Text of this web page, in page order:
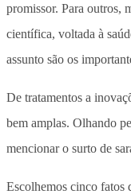
promissor. Para outros,
científica, voltada à
assunto são os
De tratamentos a
bem amplas. Olhando
mencionar o surto de
Escolhemos cinco fatos